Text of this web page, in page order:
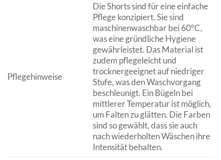
Pflegehinweise
Die Shorts sind für eine einfache
Pflege konzipiert. Sie sind
maschinenwaschbar bei 60°C,
was eine gründliche Hygiene
gewährleistet. Das Material ist
zudem pflegeleicht und
trocknergeeignet auf niedriger
Stufe, was den Waschvorgang
beschleunigt. Ein Bügeln bei
mittlerer Temperatur ist möglich,
um Falten zu glätten. Die Farben
sind so gewählt, dass sie auch
nach wiederholten Wäschen ihre
Intensität behalten.